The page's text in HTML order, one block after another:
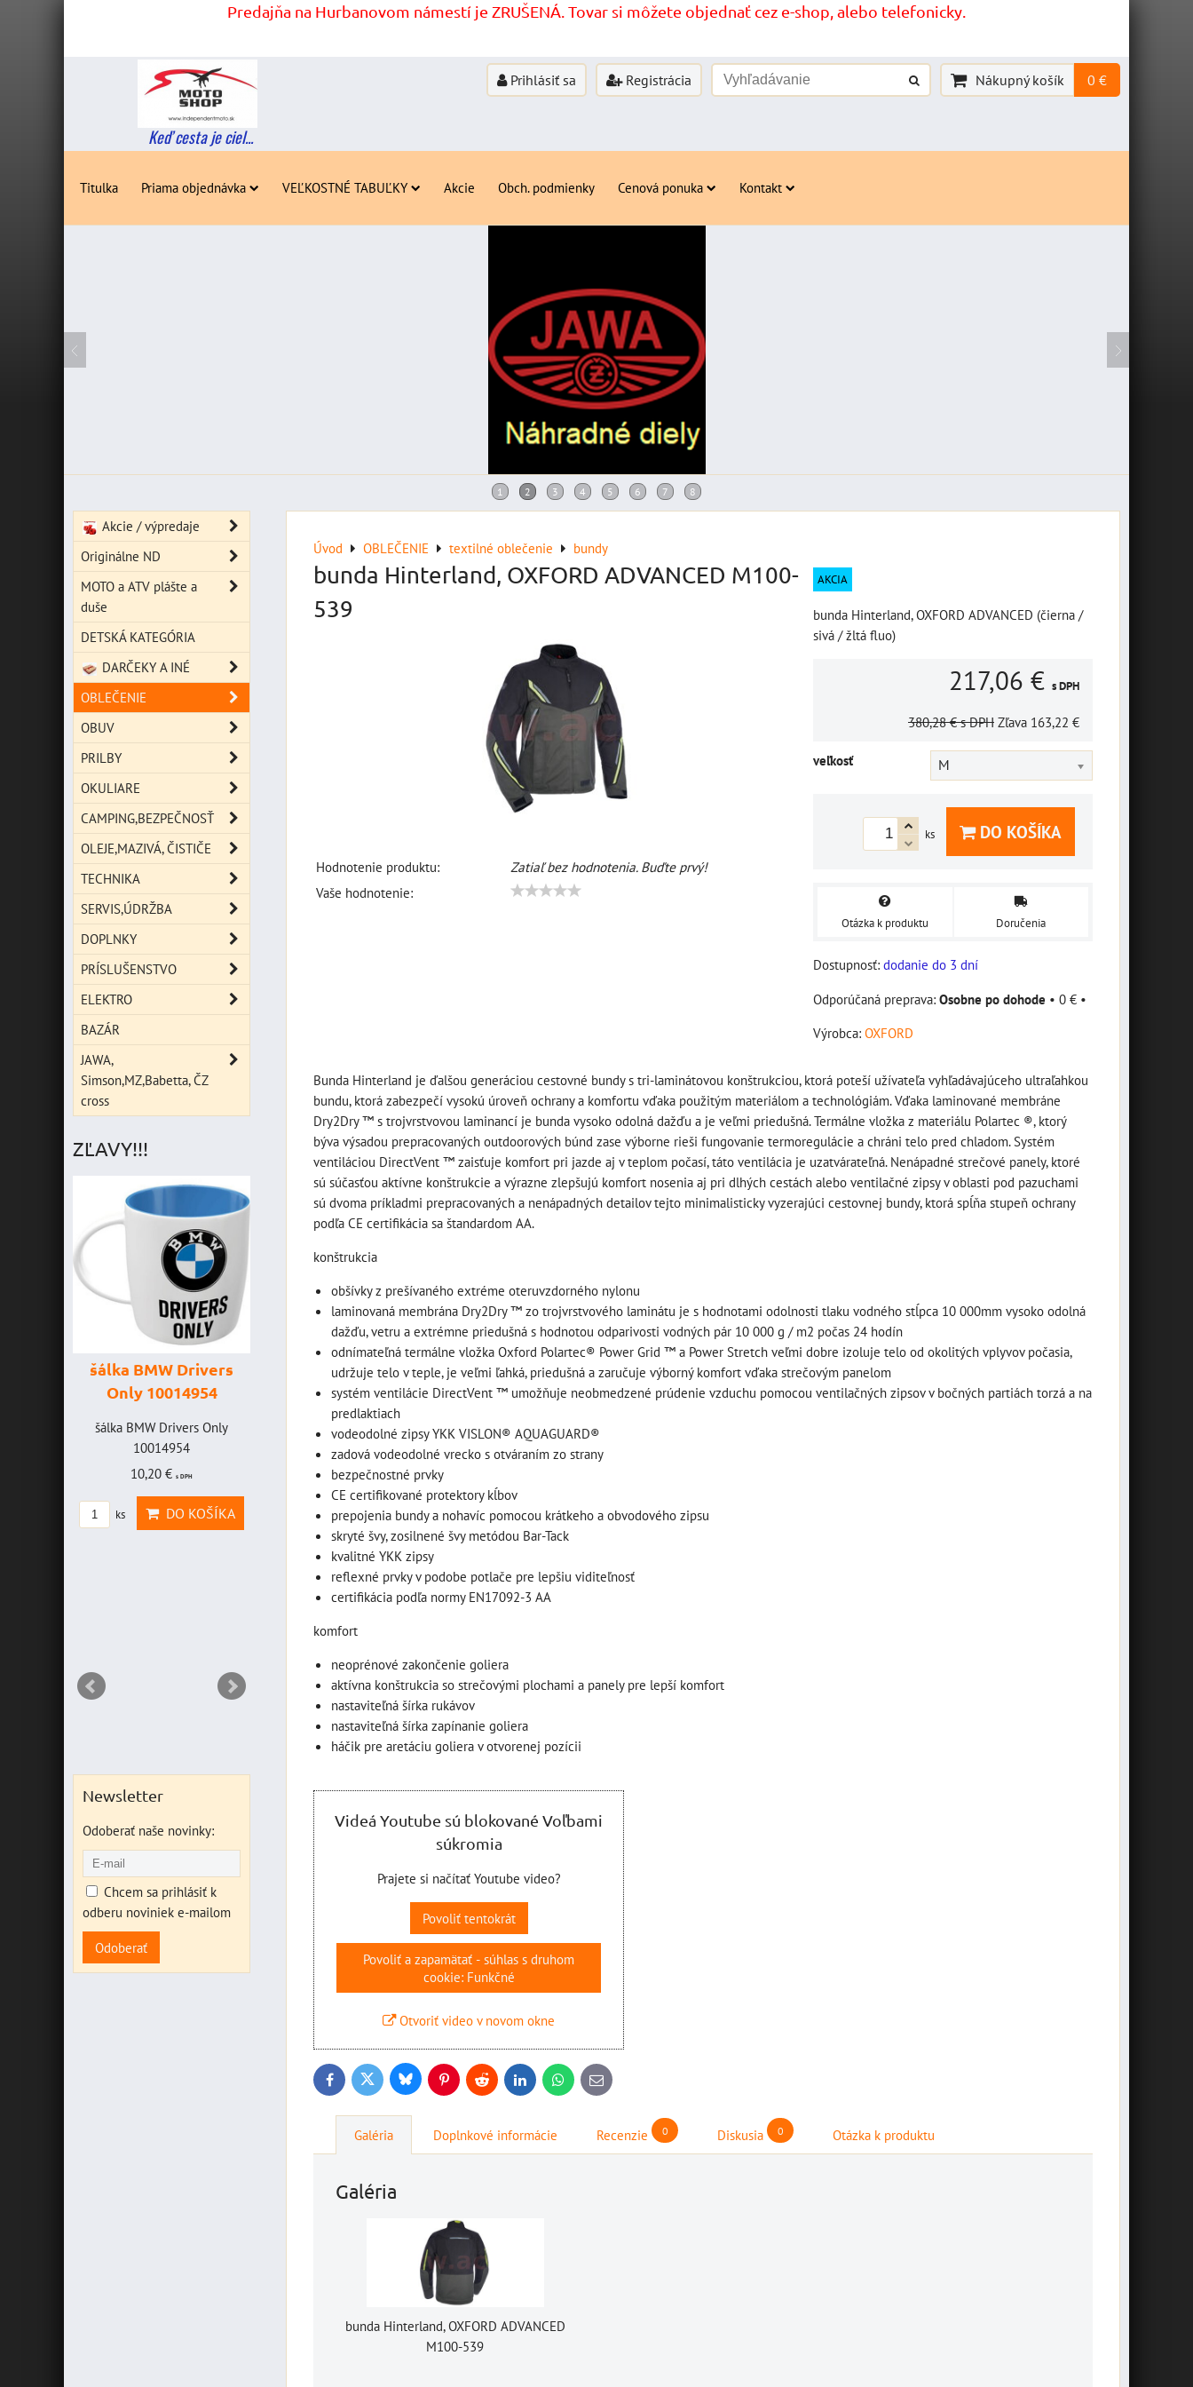
Predajňa na Hurbanovom námestí je ZRUŠENÁ. Tovar si môžete objednať cez e-shop, alebo telefonicky.
Keď cesta je ciel...
Prihlásiť sa Registrácia Nákupný košík 0 €
Titulka Priama objednávka VEĽKOSTNÉ TABUĽKY Akcie Obch. podmienky Cenová ponuka Kontakt
Úvod OBLEČENIE textilné oblečenie bundy
bunda Hinterland, OXFORD ADVANCED M100-
539
Hodnotenie produktu:
Zatiaľ bez hodnotenia. Buďte prvý!
Vaše hodnotenie:
AKCIA
bunda Hinterland, OXFORD ADVANCED (čierna /
sivá / žltá fluo)
217,06 € s DPH
380,28 € s DPH Zľava 163,22 €
veľkosť M
ks DO KOŠÍKA
Otázka k produktu Doručenia
Dostupnosť: dodanie do 3 dní
Osobne po dohode • 0 € •
Výrobca: OXFORD
Bunda Hinterland je ďalšou generáciou cestovné bundy s tri-laminátovou konštrukciou, ktorá poteší užívateľa vyhľadávajúceho ultraľahkou
bundu, ktorá zabezpečí vysokú úroveň ochrany a komfortu vďaka použitým materiálom a technológiám. Vďaka laminované membráne
Dry2Dry ™ s trojvrstvovou laminancí je bunda vysoko odolná dažďu a je veľmi priedušná. Termálne vložka z materiálu Polartec ®, ktorý
býva výsadou prepracovaných outdoorových búnd zase výborne rieši fungovanie termoregulácie a chráni telo pred chladom. Systém
ventiláciou DirectVent ™ zaisťuje komfort pri jazde aj v teplom počasí, táto ventilácia je uzatvárateľná. Nenápadné strečové panely, ktoré
sú súčasťou aktívne konštrukcie a výrazne zlepšujú komfort nosenia aj pri dlhých cestách alebo ventilačné zipsy v oblasti pod pazuchami
sú dvoma príkladmi prepracovaných a nenápadných detailov tejto minimalisticky vyzerajúci cestovnej bundy, ktorá spĺňa stupeň ochrany
podľa CE certifikácia sa štandardom AA.
konštrukcia
obšívky z prešívaného extréme oteruvzdorného nylonu
laminovaná membrána Dry2Dry ™ zo trojvrstvového laminátu je s hodnotami odolnosti tlaku vodného stĺpca 10 000mm vysoko odolná
dažďu, vetru a extrémne priedušná s hodnotou odparivosti vodných pár 10 000 g / m2 počas 24 hodín
odnímateľná termálne vložka Oxford Polartec® Power Grid ™ a Power Stretch veľmi dobre izoluje telo od okolitých vplyvov počasia,
udržuje telo v teple, je veľmi ľahká, priedušná a zaručuje výborný komfort vďaka strečovým panelom
systém ventilácie DirectVent ™ umožňuje neobmedzené prúdenie vzduchu pomocou ventilačných zipsov v bočných partiách torzá a na
predlaktiach
vodeodolné zipsy YKK VISLON® AQUAGUARD®
zadová vodeodolné vrecko s otváraním zo strany
bezpečnostné prvky
CE certifikované protektory kĺbov
prepojenia bundy a nohavíc pomocou krátkeho a obvodového zipsu
skryté švy, zosilnené švy metódou Bar-Tack
kvalitné YKK zipsy
reflexné prvky v podobe potlače pre lepšiu viditeľnosť
certifikácia podľa normy EN17092-3 AA
komfort
neoprénové zakončenie goliera
aktívna konštrukcia so strečovými plochami a panely pre lepší komfort
nastaviteľná šírka rukávov
nastaviteľná šírka zapínanie goliera
háčik pre aretáciu goliera v otvorenej pozícii
Videá Youtube sú blokované Voľbami
súkromia
Prajete si načítať Youtube video?
Povoliť tentokrát
Povoliť a zapamätať - súhlas s druhom
cookie: Funkčné
Otvoriť video v novom okne
FacebookTwitter BlueskyPinterestReddit LinkedInWhatsApp
E-
mail
Galéria Doplnkové informácie Recenzie 0 Diskusia 0 Otázka k produktu
Galéria
bunda Hinterland, OXFORD ADVANCED
M100-539
Akcie / výpredaje
Originálne ND
MOTO a ATV plášte a
duše
DETSKÁ KATEGÓRIA
DARČEKY A INÉ
OBLEČENIE
OBUV
PRILBY
OKULIARE
CAMPING,BEZPEČNOSŤ
OLEJE,MAZIVÁ, ČISTIČE
TECHNIKA
SERVIS,ÚDRŽBA
DOPLNKY
PRÍSLUŠENSTVO
ELEKTRO
BAZÁR
JAWA,
Simson,MZ,Babetta, ČZ
cross
ZĽAVY!!!
šálka "Yamaha
VR46" 10014772
šálka "Yamaha VR46"
10014772
19,46 €
ks DO KOŠÍKA
štartovací box s
digitálnym
voltmetrom + power
banka, štartovací
prúd 4000 A, NOCO
GENIUS BOOST PRO
GB150 (NOCO USA)
BAT998
štartovací box s digitálnym
voltmetrom + power banka,
štartovací...
333,83 €
ks DO KOŠÍKA
štartovací box +
power banka,
bootovací prúd 400
A, NOCO GB20
BAT997
štartovací box + power
banka, bootovací prúd 400
ks DO KOŠÍKA
špeciálny set
náradia pre BMW
10002768
Novšie motocykle BMW
ks
závesná plechová
tabuľa "Bikers
Toll kit, OXFORD
sada náradia Biker Toll
Newsletter
Odoberať naše novinky:
Chcem sa prihlásiť k
odberu noviniek e-mailom
Odoberať